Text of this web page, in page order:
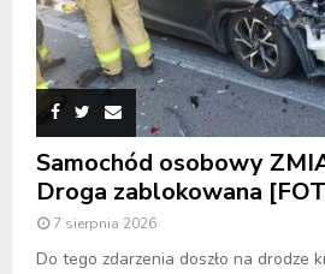
Samochód osobowy
Droga zablokowana
7 sierpnia 2026
Do tego zdarzenia doszło na drodze